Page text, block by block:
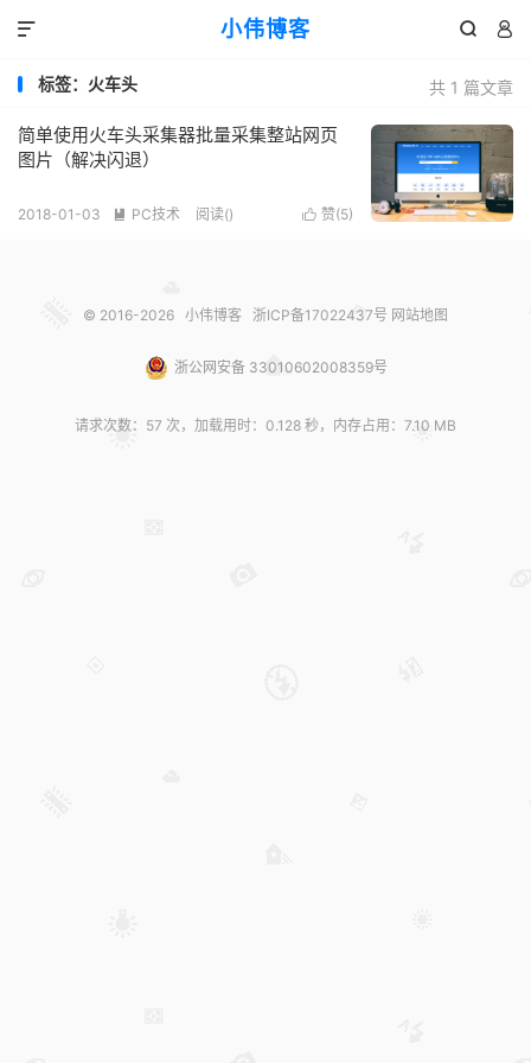
小伟博客  

共 1 篇文章
标签：火车头
简单使用火车头采集器批量采集整站网页
图片（解决闪退）
 赞(5)
2018-01-03  PC技术 阅读()
© 2016-2026 小伟博客 浙ICP备17022437号 网站地图
浙公网安备 33010602008359号
请求次数：57 次，加载用时：0.128 秒，内存占用：7.10 MB